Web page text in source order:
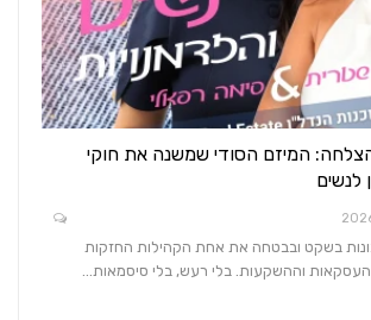
המיזם הסודי שמשנה את חוקי
בשקט ובבטחה את אחת הקהילות החזקות
וההשקעות. בלי רעש, בלי סיסמאות…